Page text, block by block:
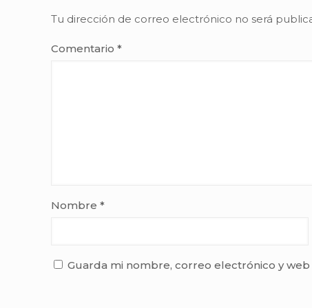
Tu dirección de correo electrónico no será
Comentario *
Nombre *
Guarda mi nombre, correo electrónico y